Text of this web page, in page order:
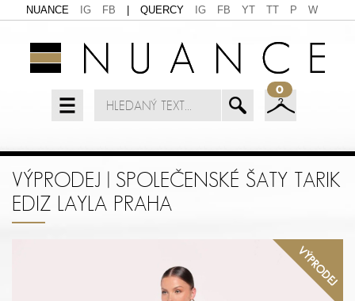
NUANCE IG FB QUERCY IG FB YT TT P W
0
VÝPRODEJ | SPOLEČENSKÉ ŠATY TARIK
EDIZ LAYLA PRAHA